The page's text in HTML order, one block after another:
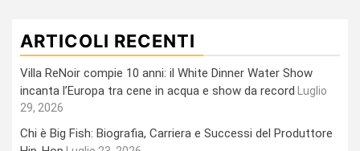
ARTICOLI RECENTI
Villa ReNoir compie 10 anni: il White Dinner Water Show
incanta l’Europa tra cene in acqua e show da record Luglio
29, 2026
Chi è Big Fish: Biografia, Carriera e Successi del Produttore